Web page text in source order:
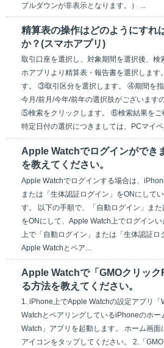
プルダウンが非表示となります。） ...
精算表の操作はどのようにすれ
か？(スマホアプリ)
取引口座を選択し、対象期間を選択後、
ホアプリより精算表・報告書を選択しま
す。 ③取引区分を選択します。 ④期間を
今月/前月/今年/前年の選択肢がございます
⑤検索をクリックします。 ⑥検索結果をご
特定日付の選択につきましては、PCマイ
Apple Watchでログインができ
を教えてください。
Apple Watchでログインする場合は、
または「生体認証ログイン」をONにして
す。 以下の手順で、「自動ログイン」また
をONにして、Apple Watch上でログイン
上で「自動ログイン」または「生体認証ロ
Apple Watchとペア...
Apple Watchで「GMOクリッ
る方法を教えてください。
1. iPhone上でApple Watchの設定アプリ「
WatchとペアリングしているiPhoneのホー
Watch」アプリを起動します。 ホーム画
アイコンをタップしてください。 2.「